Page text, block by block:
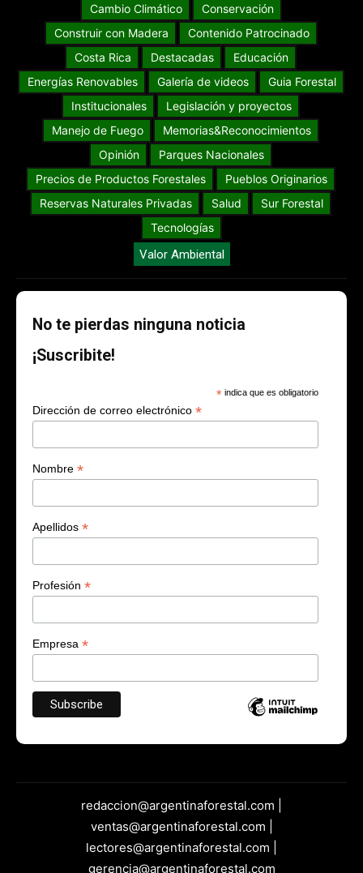
Cambio Climático
Conservación
Construir con Madera
Contenido Patrocinado
Costa Rica
Destacadas
Educación
Energías Renovables
Galería de videos
Guia Forestal
Institucionales
Legislación y proyectos
Manejo de Fuego
Memorias&Reconocimientos
Opinión
Parques Nacionales
Precios de Productos Forestales
Pueblos Originarios
Reservas Naturales Privadas
Salud
Sur Forestal
Tecnologías
Valor Ambiental
No te pierdas ninguna noticia
¡Suscribite!
* indica que es obligatorio
Dirección de correo electrónico *
Nombre *
Apellidos *
Profesión *
Empresa *
redaccion@argentinaforestal.com |
ventas@argentinaforestal.com |
lectores@argentinaforestal.com |
gerencia@argentinaforestal.com